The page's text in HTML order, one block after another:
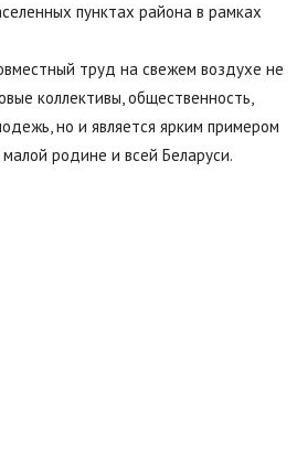
пунктах района в рамках
труд на свежем воздухе не
коллективы, общественность,
но и является ярким примером
родине и всей Беларуси.